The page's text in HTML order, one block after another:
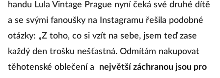
handu Lula Vintage Prague nyní čeká své druhé dítě
a se svými fanoušky na Instagramu řešila podobné
otázky: „Z toho, co si vzít na sebe, jsem teď zase
každý den trošku nešťastná. Odmítám nakupovat
těhotenské oblečení a
největší záchranou jsou pro